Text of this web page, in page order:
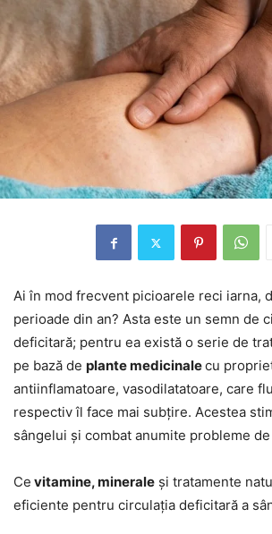
Ai în mod frecvent picioarele reci iarna,
perioade din an? Asta este un semn de
deficitară; pentru ea există o serie de
pe bază de plante medicinalecu
antiinflamatoare, vasodilatatoare, care
respectiv îl face mai subțire. Acestea
sângelui și combat anumite probleme
Ce vitamine, minerale și tratamente
eficiente pentru circulația deficitară a